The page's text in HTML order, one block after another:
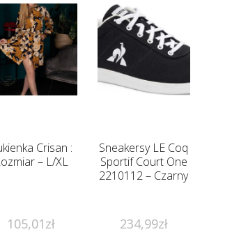
Crisan :
– L/XL
105,01zł
Sneakersy LE Coq
Sportif Court One
2210112 – Czarny
234,99zł